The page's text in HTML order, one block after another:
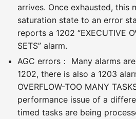
arrives. Once exhausted, this
saturation state to an error
reports a 1202 “EXECUTIVE
SETS” alarm.
AGC errors： Many alarms
1202, there is also a 1203
OVERFLOW-TOO MANY
performance issue of a
timed tasks are being